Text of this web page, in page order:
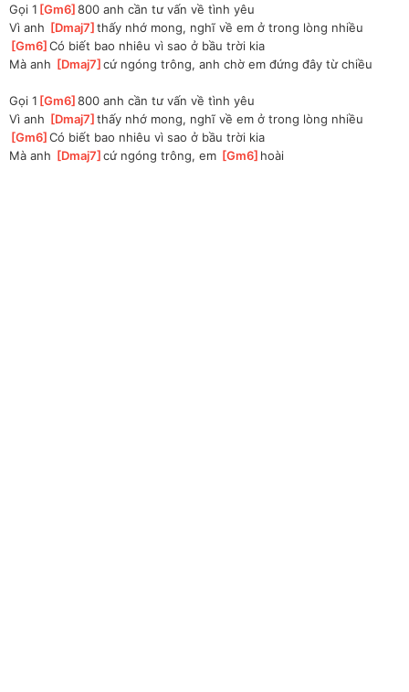
Gọi 1 [Gm6 ]
800 anh cần tư vấn về tình yêu
Vì anh [Dmaj7 ]thấy nhớ mong, nghĩ về em ở trong lòng nhiều
[Gm6 ]
Có biết bao nhiêu vì sao ở bầu trời kia
Mà anh [Dmaj7 ]
cứ ngóng trông, anh chờ em đứng đây từ chiều
Gọi 1 [Gm6 ]
800 anh cần tư vấn về tình yêu
Vì anh [Dmaj7 ]thấy nhớ mong, nghĩ về em ở trong lòng nhiều
[Gm6 ]
Có biết bao nhiêu vì sao ở bầu trời kia
Mà anh [Dmaj7 ]
cứ ngóng trông, em [Gm6 ]hoài